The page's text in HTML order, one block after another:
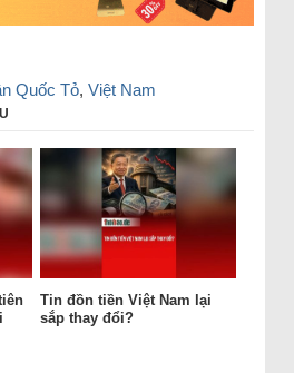
Quốc Tỏ, Việt Nam
Tin đồn tiền Việt Nam lại
sắp thay đổi?